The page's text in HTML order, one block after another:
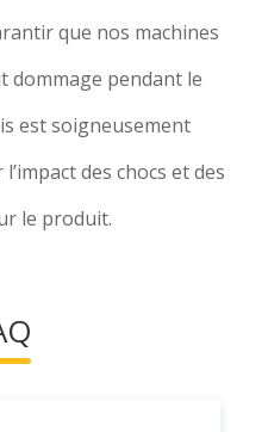
que nos machines
dommage pendant le
est soigneusement
des chocs et des
le produit.